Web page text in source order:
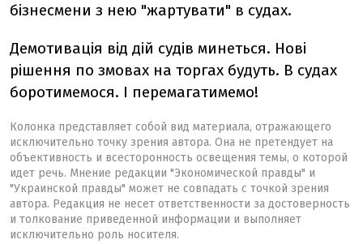
бізнесмени з нею "жартувати" в судах.
Демотивація від дій судів минеться. Нові
рішення по змовах на торгах будуть. В судах
боротимемося. І перемагатимемо!
Колонка представляет собой вид материала, отражающего
исключительно точку зрения автора. Она не претендует на
объективность и всесторонность освещения темы, о которой
идет речь. Мнение редакции "Экономической правды" и
"Украинской правды" может не совпадать с точкой зрения
автора. Редакция не несет ответственности за достоверность
и толкование приведенной информации и выполняет
исключительно роль носителя.